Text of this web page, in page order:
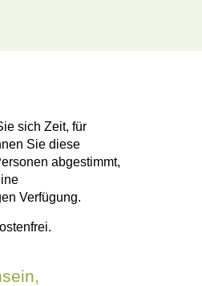
sich Zeit, für
Sie diese
abgestimmt,
Verfügung.